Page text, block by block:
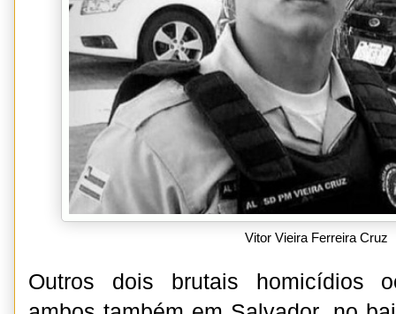
Vitor Vieira Ferreira Cruz
Outros dois brutais homicídios